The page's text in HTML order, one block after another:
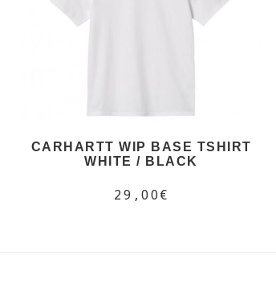
CARHARTT WIP BASE TSHIRT
WHITE / BLACK
29,00€